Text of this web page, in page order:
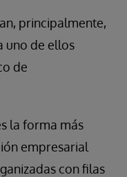
principalmente,
uno de ellos
de
la forma más
empresarial
con filas